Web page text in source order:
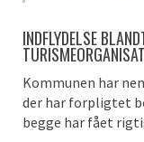
INDFLYDELSE
Kommunen har
der har forpligtet
begge har fået